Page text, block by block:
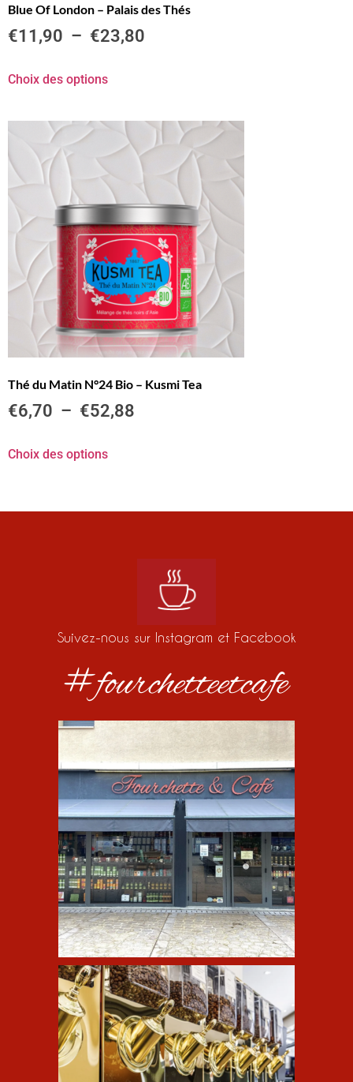
Blue Of London – Palais des Thés
€11,90 – €23,80
Choix des options
Thé du Matin N°24 Bio – Kusmi Tea
€6,70 – €52,88
Choix des options
Suivez-nous sur Instagram et Facebook
#fourchetteetcafe